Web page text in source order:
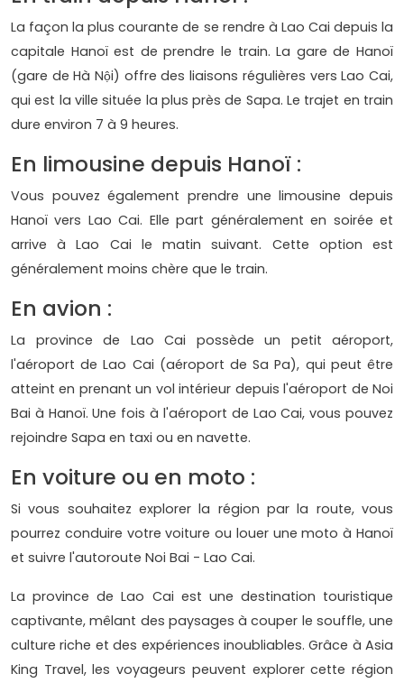
La façon la plus courante de se rendre à Lao Cai depuis la
capitale Hanoï est de prendre le train. La gare de Hanoï
(gare de Hà Nội) offre des liaisons régulières vers Lao Cai,
qui est la ville située la plus près de Sapa. Le trajet en train
dure environ 7 à 9 heures.
En limousine depuis Hanoï :
Vous pouvez également prendre une limousine depuis
Hanoï vers Lao Cai. Elle part généralement en soirée et
arrive à Lao Cai le matin suivant. Cette option est
généralement moins chère que le train.
En avion :
La province de Lao Cai possède un petit aéroport,
l'aéroport de Lao Cai (aéroport de Sa Pa), qui peut être
atteint en prenant un vol intérieur depuis l'aéroport de Noi
Bai à Hanoï. Une fois à l'aéroport de Lao Cai, vous pouvez
rejoindre Sapa en taxi ou en navette.
En voiture ou en moto :
Si vous souhaitez explorer la région par la route, vous
pourrez conduire votre voiture ou louer une moto à Hanoï
et suivre l'autoroute Noi Bai - Lao Cai.
La province de Lao Cai est une destination touristique
captivante, mêlant des paysages à couper le souffle, une
culture riche et des expériences inoubliables. Grâce à Asia
King Travel, les voyageurs peuvent explorer cette région